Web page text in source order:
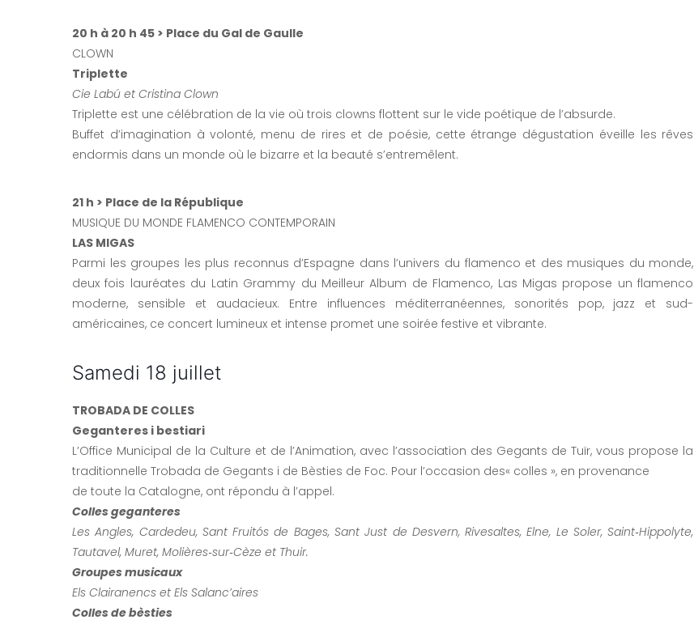
20 h à 20 h 45 > Place du Gal de Gaulle
CLOWN
Triplette
Cie Labú et Cristina Clown
Triplette est une célébration de la vie où trois clowns flottent sur le vide poétique de l’absurde.
Buffet d’imagination à volonté, menu de rires et de poésie, cette étrange dégustation éveille les rêves
endormis dans un monde où le bizarre et la beauté s’entremêlent.
21 h > Place de la République
MUSIQUE DU MONDE FLAMENCO CONTEMPORAIN
LAS MIGAS
Parmi les groupes les plus reconnus d’Espagne dans l’univers du flamenco et des musiques du monde,
deux fois lauréates du Latin Grammy du Meilleur Album de Flamenco, Las Migas propose un flamenco
moderne, sensible et audacieux. Entre influences méditerranéennes, sonorités pop, jazz et sud-
américaines, ce concert lumineux et intense promet une soirée festive et vibrante.
Samedi 18 juillet
TROBADA DE COLLES
Geganteres i bestiari
L’Office Municipal de la Culture et de l’Animation, avec l’association des Gegants de Tuïr, vous propose la
traditionnelle Trobada de Gegants i de Bèsties de Foc. Pour l’occasion des« colles », en provenance
de toute la Catalogne, ont répondu à l’appel.
Colles geganteres
Les Angles, Cardedeu, Sant Fruitós de Bages, Sant Just de Desvern, Rivesaltes, Elne, Le Soler, Saint‑Hippolyte,
Tautavel, Muret, Molières‑sur‑Cèze et Thuir.
Groupes musicaux
Els Clairanencs et Els Salanc’aires
Colles de bèsties